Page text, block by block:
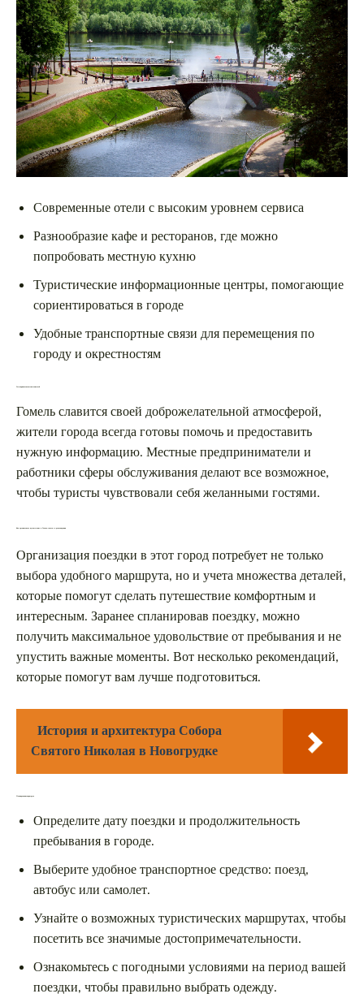
Современные отели с высоким уровнем сервиса
Разнообразие кафе и ресторанов, где можно
попробовать местную кухню
Туристические информационные центры, помогающие
сориентироваться в городе
Удобные транспортные связи для перемещения по
городу и окрестностям
Гостеприимство местных жителей
Гомель славится своей доброжелательной атмосферой,
жители города всегда готовы помочь и предоставить
нужную информацию. Местные предприниматели и
работники сферы обслуживания делают все возможное,
чтобы туристы чувствовали себя желанными гостями.
Как организовать путешествие в Гомель: советы и рекомендации
Организация поездки в этот город потребует не только
выбора удобного маршрута, но и учета множества деталей,
которые помогут сделать путешествие комфортным и
интересным. Заранее спланировав поездку, можно
получить максимальное удовольствие от пребывания и не
упустить важные моменты. Вот несколько рекомендаций,
которые помогут вам лучше подготовиться.
История и архитектура Собора
Святого Николая в Новогрудке
Планирование маршрута
Определите дату поездки и продолжительность
пребывания в городе.
Выберите удобное транспортное средство: поезд,
автобус или самолет.
Узнайте о возможных туристических маршрутах, чтобы
посетить все значимые достопримечательности.
Ознакомьтесь с погодными условиями на период вашей
поездки, чтобы правильно выбрать одежду.